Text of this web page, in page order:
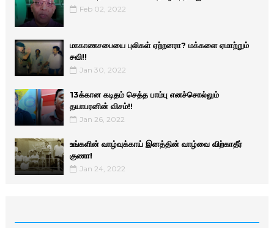
Feb 02, 2022
மாகாணசபையை புலிகள் ஏற்றனரா? மக்களை ஏமாற்றும்
சவி!!
Jan 30, 2022
13க்கான கடிதம் செத்த பாம்பு எனச்சொல்லும்
தயாபரனின் விசம்!!
Jan 26, 2022
உங்களின் வாழ்வுக்காய் இனத்தின் வாழ்வை விற்காதீர்
குணா!
Jan 24, 2022